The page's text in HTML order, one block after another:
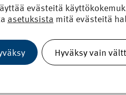
evästeitä
asetuksista mitä evästeitä
Hyväksy vain